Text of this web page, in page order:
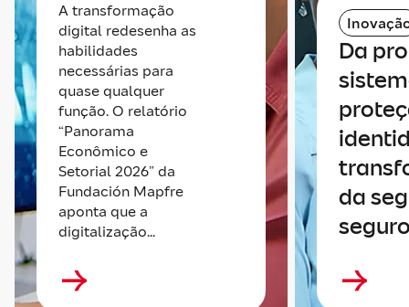
A transformação
digital redesenha as
habilidades
necessárias para
quase qualquer
função. O relatório
“Panorama
Econômico e
Setorial 2026” da
Fundación Mapfre
aponta que a
digitalização...
Da
da